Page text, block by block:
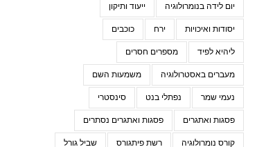
יום לידה בנומרולוגיה ייעוד ותיקון
יסודות ואיכויות ירח כוכבים
ליהיא לפיד מספרים חסרים
מעברים באסטרולוגיה משמעות השם
נעמי שמר נפתלי בנט סינסטרי
פסגות ואתגרים פסגות ואתגרים נסתרים
קורס נומרולוגיה רשת פיתגורס שביל גורל